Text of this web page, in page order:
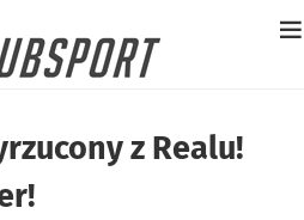
z Realu!